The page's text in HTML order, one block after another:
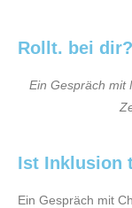
Rollt. bei dir?
Ein Gespräch mit
Ist Inklusion
Ein Gespräch mit